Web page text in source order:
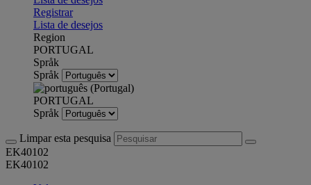
Registrar
Lista de desejos
Region
PORTUGAL
Språk
Språk
PORTUGAL
Språk
Limpar esta pesquisa
EK40102
EK40102